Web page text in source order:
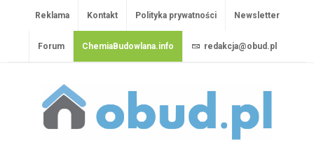
Reklama Kontakt Polityka prywatności Newsletter
Forum ChemiaBudowlana.info redakcja@obud.pl